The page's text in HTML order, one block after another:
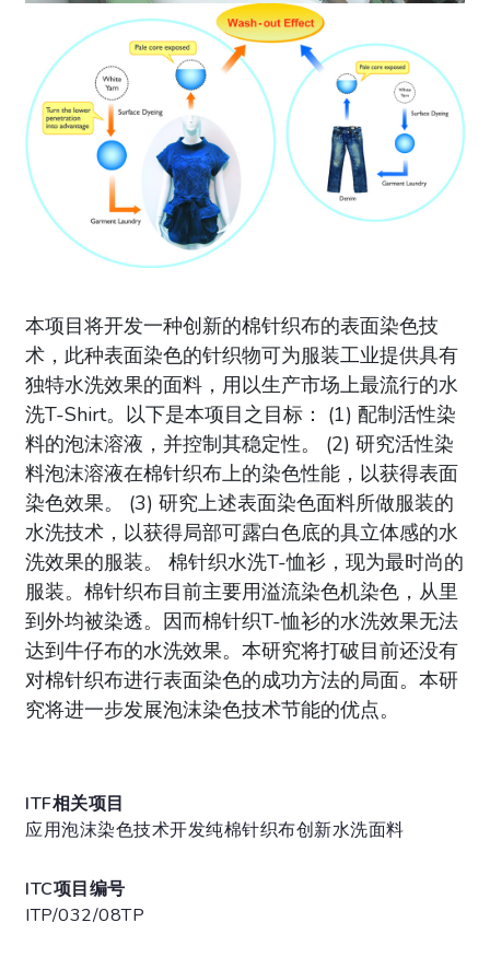
本项目将开发一种创新的棉针织布的表面染色技
术，此种表面染色的针织物可为服装工业提供具有
独特水洗效果的面料，用以生产市场上最流行的水
洗T-Shirt。以下是本项目之目标： (1) 配制活性染
料的泡沫溶液，并控制其稳定性。 (2) 研究活性染
料泡沫溶液在棉针织布上的染色性能，以获得表面
染色效果。 (3) 研究上述表面染色面料所做服装的
水洗技术，以获得局部可露白色底的具立体感的水
洗效果的服装。 棉针织水洗T-恤衫，现为最时尚的
服装。棉针织布目前主要用溢流染色机染色，从里
到外均被染透。因而棉针织T-恤衫的水洗效果无法
达到牛仔布的水洗效果。本研究将打破目前还没有
对棉针织布进行表面染色的成功方法的局面。本研
究将进一步发展泡沫染色技术节能的优点。
ITF相关项目
应用泡沫染色技术开发纯棉针织布创新水洗面料
ITC项目编号
ITP/032/08TP